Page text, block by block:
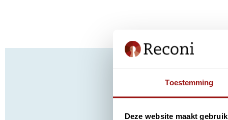
Toestemming
Deze website maakt
Klik